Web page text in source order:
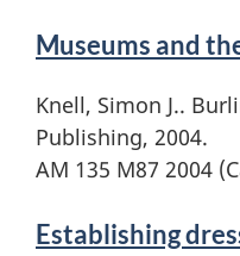
Museums and
Knell, Simon J..
Publishing, 2004.
AM 135 M87 2004
Establishing